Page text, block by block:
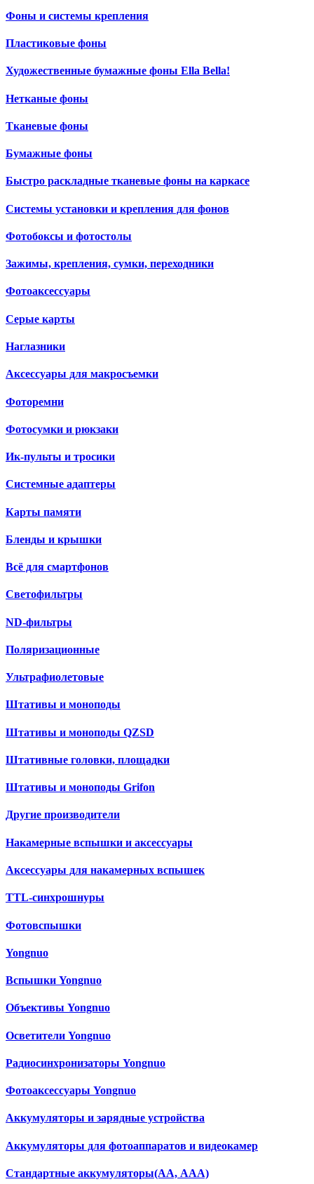
Фоны и системы крепления
Пластиковые фоны
Художественные бумажные фоны Ella Bella!
Нетканые фоны
Тканевые фоны
Бумажные фоны
Быстро раскладные тканевые фоны на каркасе
Системы установки и крепления для фонов
Фотобоксы и фотостолы
Зажимы, крепления, сумки, переходники
Фотоаксессуары
Серые карты
Наглазники
Аксессуары для макросъемки
Фоторемни
Фотосумки и рюкзаки
Ик-пульты и тросики
Системные адаптеры
Карты памяти
Бленды и крышки
Всё для смартфонов
Светофильтры
ND-фильтры
Поляризационные
Ультрафиолетовые
Штативы и моноподы
Штативы и моноподы QZSD
Штативные головки, площадки
Штативы и моноподы Grifon
Другие производители
Накамерные вспышки и аксессуары
Аксессуары для накамерных вспышек
TTL-синхрошнуры
Фотовспышки
Yongnuo
Вспышки Yongnuo
Объективы Yongnuo
Осветители Yongnuo
Радиосинхронизаторы Yongnuo
Фотоаксессуары Yongnuo
Аккумуляторы и зарядные устройства
Аккумуляторы для фотоаппаратов и видеокамер
Cтандартные аккумуляторы(АА, ААА)